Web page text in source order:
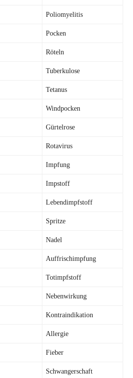
Poliomyelitis
Pocken
Röteln
Tuberkulose
Tetanus
Windpocken
Gürtelrose
Rotavirus
Impfung
Impstoff
Lebendimpfstoff
Spritze
Nadel
Auffrischimpfung
Totimpfstoff
Nebenwirkung
Kontraindikation
Allergie
Fieber
Schwangerschaft